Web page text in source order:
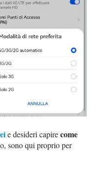
e desideri capirecome
sono qui proprio per